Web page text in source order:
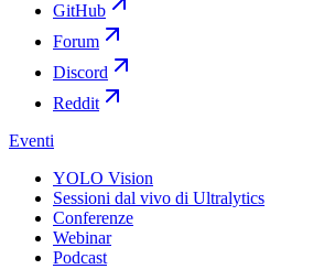
GitHub
Forum
Discord
Reddit
Eventi
YOLO Vision
Sessioni dal vivo di Ultralytics
Conferenze
Webinar
Podcast